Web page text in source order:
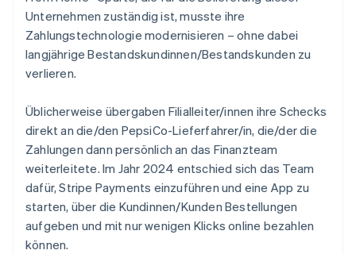
Unternehmen zuständig ist, musste ihre
Zahlungstechnologie modernisieren – ohne dabei
langjährige Bestandskundinnen/Bestandskunden zu
verlieren.
Üblicherweise übergaben Filialleiter/innen ihre Schecks
direkt an die/den PepsiCo-Lieferfahrer/in, die/der die
Zahlungen dann persönlich an das Finanzteam
weiterleitete. Im Jahr 2024 entschied sich das Team
dafür, Stripe Payments einzuführen und eine App zu
starten, über die Kundinnen/Kunden Bestellungen
aufgeben und mit nur wenigen Klicks online bezahlen
können.